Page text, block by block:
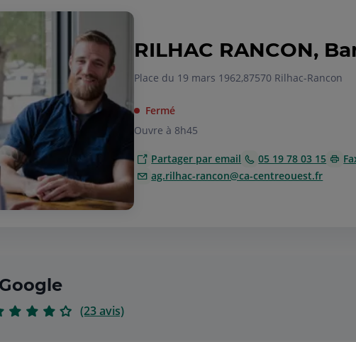
RILHAC RANCON,
Place du 19 mars 1962,87570 Rilhac-Rancon
Fermé
Ouvre à 8h45
Partager par email 05 19 78 03 15
ag.rilhac-rancon@ca-centreouest.fr
(23 avis)